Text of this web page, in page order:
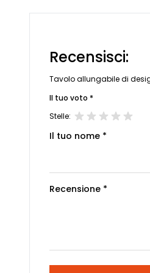
Recensisci:
Tavolo allungabile di
Il tuo voto *
Stelle:
Il tuo nome *
Recensione *